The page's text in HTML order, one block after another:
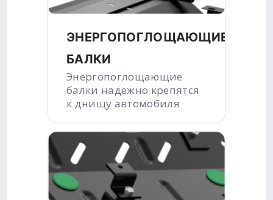
ЭНЕРГОПОГЛОЩАЮЩИЕ
БАЛКИ
Энергопоглощающие
балки надежно крепятся
к днищу автомобиля